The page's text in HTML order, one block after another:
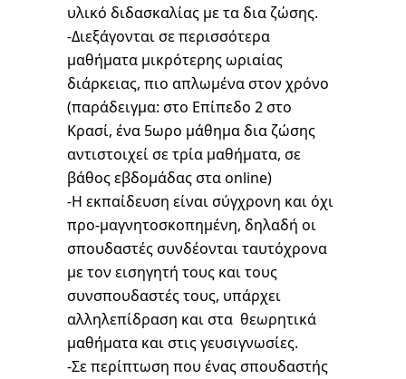
υλικό διδασκαλίας με τα δια ζώσης.
-Διεξάγονται σε περισσότερα
μαθήματα μικρότερης ωριαίας
διάρκειας, πιο απλωμένα στον χρόνο
(παράδειγμα: στο Επίπεδο 2 στο
Κρασί, ένα 5ωρο μάθημα δια ζώσης
αντιστοιχεί σε τρία μαθήματα, σε
βάθος εβδομάδας στα online)
-Η εκπαίδευση είναι σύγχρονη και όχι
προ-μαγνητοσκοπημένη, δηλαδή οι
σπουδαστές συνδέονται ταυτόχρονα
με τον εισηγητή τους και τους
συνσπουδαστές τους, υπάρχει
αλληλεπίδραση και στα θεωρητικά
μαθήματα και στις γευσιγνωσίες.
-Σε περίπτωση που ένας σπουδαστής